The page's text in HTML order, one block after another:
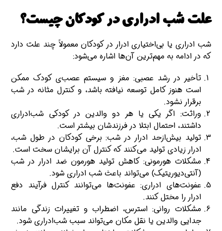
علت شب ادراری در کودکان چیست؟
شب‌ ادراری یا بی‌اختیاری ادرار در کودکان معمولاً چند علت دارد
که در ادامه به مهم‌ترین آن‌ها اشاره می‌شود:
تأخیر در رشد عصبی: مغز و سیستم عصب‌­­­­ی کودک ممکن
است هنوز کامل توسعه نیافته باشد، و کنترل مثانه در شب
برقرار نشود.
وراثت: اگر یکی یا هر دو والدین در کودکی شب‌ادراری
داشتند، احتمال ابتلا در فرزندشان بیشتر است.
تولید بیش‌ازحد ادرار در شب: برخی کودکان در طول شب،
ادرار زیادی تولید می‌کنند که کنترل آن برایشان سخت است.
مشکلات هورمونی: کاهش تولید هورمون ضد ادرار در شب
(آنتی‌دیوریتیک) می‌تواند باعث شب ادراری شود.
عفونت‌های ادراری: عفونت‌ها می‌توانند کنترل فرآیند دفع
ادرار را مختل کنند.
مشکلات روانی: استرس، اضطراب و تغییرات زندگی مانند
جدایی والدین یا نقل مکان می‌تواند سبب شب‌ادراری شود.